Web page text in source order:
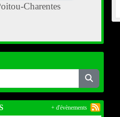
Charentes
+ d'évènements